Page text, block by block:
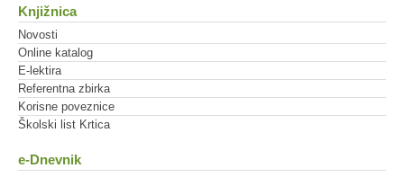
Knjižnica
Novosti
Online katalog
E-lektira
Referentna zbirka
Korisne poveznice
Školski list Krtica
e-Dnevnik